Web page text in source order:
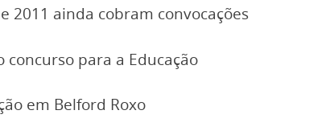
2011 ainda cobram convocações
para a Educação
em Belford Roxo